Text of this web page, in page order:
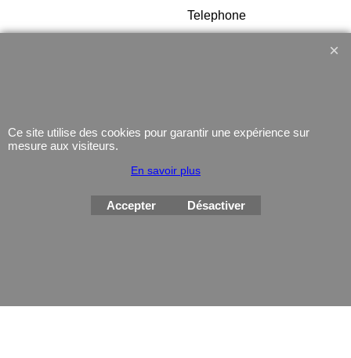
Telephone
Boutique en ligne créés
Ce site utilise des cookies pour garantir une expérience sur
mesure aux visiteurs.
En savoir plus
Accepter Désactiver